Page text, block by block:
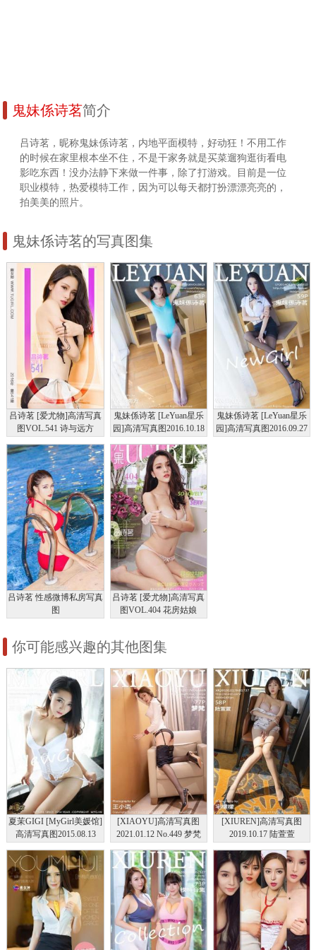
鬼妹係诗茗简介
吕诗茗，昵称鬼妹係诗茗，内地平面模特，好动狂！不用工作
的时候在家里根本坐不住，不是干家务就是买菜遛狗逛街看电
影吃东西！没办法静下来做一件事，除了打游戏。目前是一位
职业模特，热爱模特工作，因为可以每天都打扮漂漂亮亮的，
拍美美的照片。
鬼妹係诗茗的写真图集
吕诗茗 [爱尤物]高清写真
图VOL.541 诗与远方
鬼妹係诗茗 [LeYuan星乐
园]高清写真图2016.10.18
鬼妹係诗茗 [LeYuan星乐
园]高清写真图2016.09.27
吕诗茗 性感微博私房写真
图
吕诗茗 [爱尤物]高清写真
图VOL.404 花房姑娘
你可能感兴趣的其他图集
夏茉GIGI [MyGirl美媛馆]
高清写真图2015.08.13
[XIAOYU]高清写真图
2021.01.12 No.449 梦梵
[XIUREN]高清写真图
2019.10.17 陆萱萱